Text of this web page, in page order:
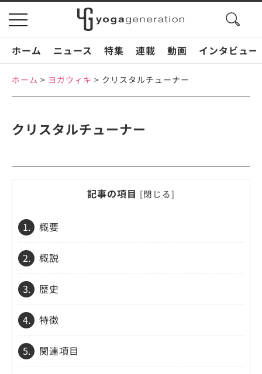
toggle
navigation
search
ホーム
ニュース 特集 連載 動画 インタビュー
ホーム > ヨガウィキ > クリスタルチューナー
クリスタルチューナー
記事の項目 [閉じる]
1. 概要
2. 概説
3. 歴史
4. 特徴
5. 関連項目